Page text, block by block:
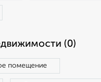
(0)
помещение